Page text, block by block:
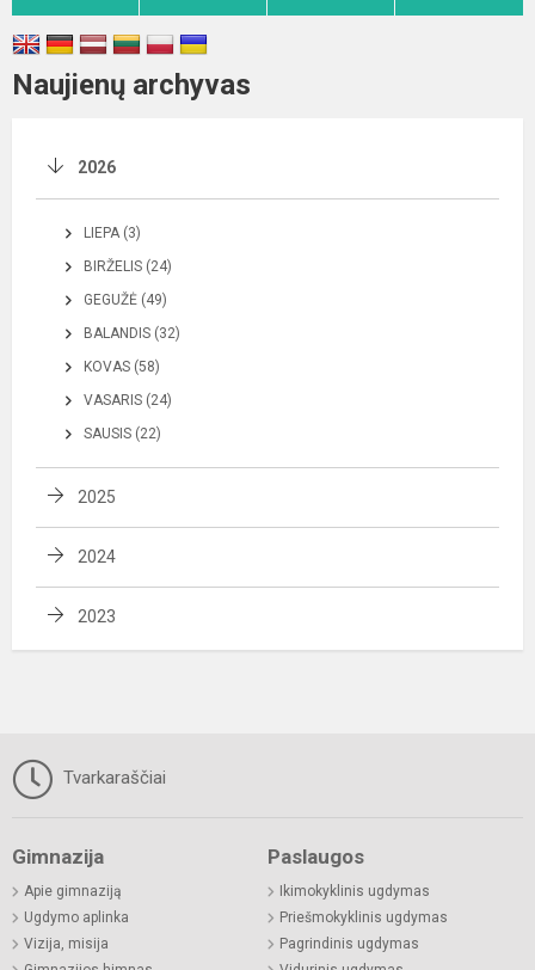
Naujienų archyvas
2026
LIEPA (3)
BIRŽELIS (24)
GEGUŽĖ (49)
BALANDIS (32)
KOVAS (58)
VASARIS (24)
SAUSIS (22)
2025
2024
2023
Tvarkaraščiai
Gimnazija
Apie gimnaziją
Ugdymo aplinka
Vizija, misija
Paslaugos
Ikimokyklinis ugdymas
Priešmokyklinis ugdymas
Pagrindinis ugdymas